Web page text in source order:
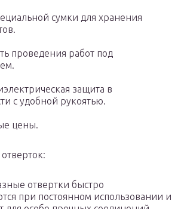
сумки для хранения
проведения работ под
защита в
с удобной рукоятью.
цены.
отвертки быстро
при постоянном использовании и